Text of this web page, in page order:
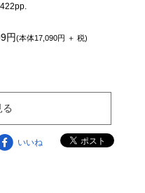
422pp.
円(本体17,090円 ＋ 税)
いいね